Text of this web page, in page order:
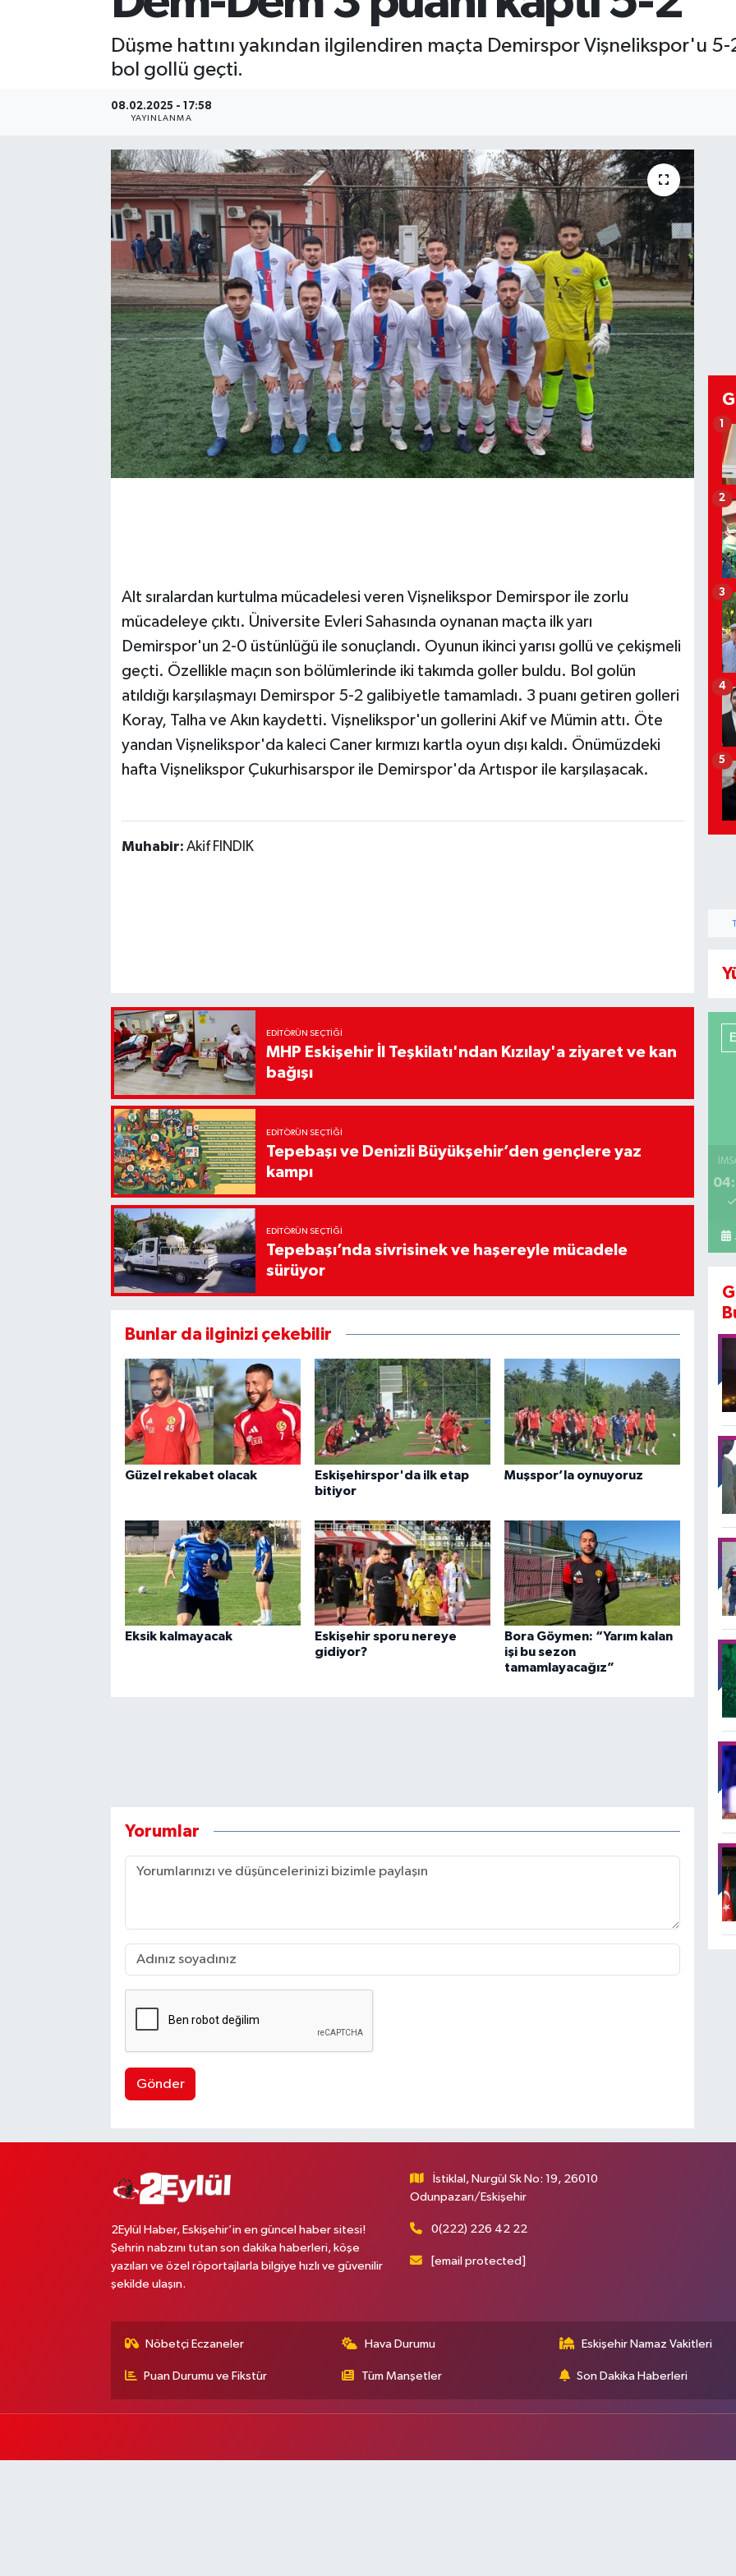
Düşme hattını yakından ilgilendiren maçta Demirspor Vişnelikspor'u
bol gollü geçti.
08.02.2025 - 17:58
YAYINLANMA
Alt sıralardan kurtulma mücadelesi veren Vişnelikspor Demirspor ile zorlu
mücadeleye çıktı. Üniversite Evleri Sahasında oynanan maçta ilk yarı
Demirspor'un 2-0 üstünlüğü ile sonuçlandı. Oyunun ikinci yarısı gollü ve çekişmeli
geçti. Özellikle maçın son bölümlerinde iki takımda goller buldu. Bol golün
atıldığı karşılaşmayı Demirspor 5-2 galibiyetle tamamladı. 3 puanı getiren golleri
Koray, Talha ve Akın kaydetti. Vişnelikspor'un gollerini Akif ve Mümin attı. Öte
yandan Vişnelikspor'da kaleci Caner kırmızı kartla oyun dışı kaldı. Önümüzdeki
hafta Vişnelikspor Çukurhisarspor ile Demirspor'da Artıspor ile karşılaşacak.
Muhabir: Akif FINDIK
EDITÖRÜN SEÇTIĞI
MHP Eskişehir İl Teşkilatı'ndan Kızılay'a ziyaret ve kan
bağışı
EDITÖRÜN SEÇTIĞI
Tepebaşı ve Denizli Büyükşehir’den gençlere yaz
kampı
EDITÖRÜN SEÇTIĞI
Tepebaşı’nda sivrisinek ve haşereyle mücadele
sürüyor
Bunlar da ilginizi çekebilir
Güzel rekabet olacak
Eskişehirspor'da ilk etap
bitiyor
Muşspor’la oynuyoruz
Eksik kalmayacak
Eskişehir sporu nereye
gidiyor?
Bora Göymen: “Yarım kalan
işi bu sezon
tamamlayacağız”
Yorumlar
Gönder
1
2
3
4
5
2Eylül Haber, Eskişehir’in en güncel haber sitesi!
Şehrin nabzını tutan son dakika haberleri, köşe
yazıları ve özel röportajlarla bilgiye hızlı ve güvenilir
şekilde ulaşın.
İstiklal, Nurgül Sk No: 19, 26010
Odunpazarı/Eskişehir
0(222) 226 42 22
[email protected]
Nöbetçi Eczaneler Hava Durumu Eskişehir Namaz Vakitleri
Puan Durumu ve Fikstür Tüm Manşetler Son Dakika Haberleri